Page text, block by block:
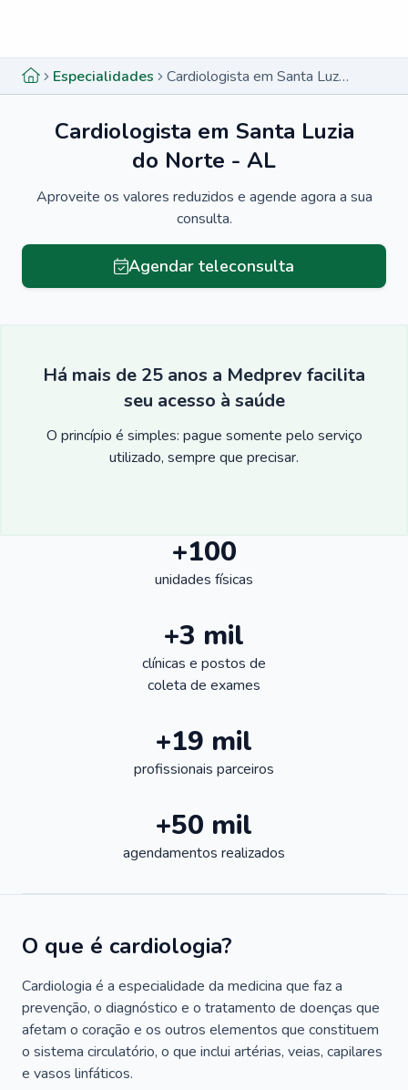
Especialidades Cardiologista em Santa Luzia do Norte - AL
Cardiologista em Santa Luzia
do Norte - AL
Aproveite os valores reduzidos e agende agora a sua
consulta.
Agendar teleconsulta
Há mais de 25 anos a Medprev facilita
seu acesso à saúde
O princípio é simples: pague somente pelo serviço
utilizado, sempre que precisar.
+100
unidades físicas
+3 mil
clínicas e postos de
coleta de exames
+19 mil
profissionais parceiros
+50 mil
agendamentos realizados
O que é cardiologia?
Cardiologia é a especialidade da medicina que faz a
prevenção, o diagnóstico e o tratamento de doenças que
afetam o coração e os outros elementos que constituem
o sistema circulatório, o que inclui artérias, veias, capilares
e vasos linfáticos.